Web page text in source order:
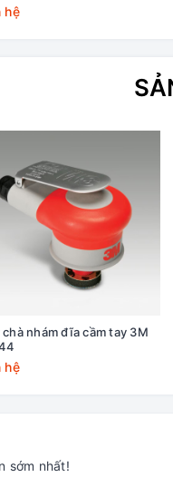
hệ
chà nhám đĩa cầm tay 3M
hệ
sớm nhất!